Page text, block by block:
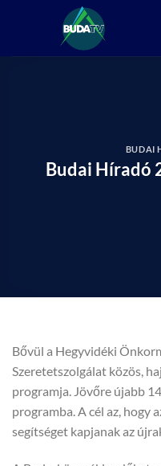
BUDAI
Budai Híradó
Bővül a Hegyvidéki
Szeretetszolgálat közös,
programja. Jövőre újabb
programba. A cél az, hogy
segítséget kapjanak az